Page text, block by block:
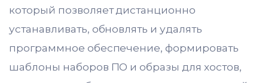
который позволяет дистанционно
устанавливать, обновлять и удалять
программное обеспечение, формировать
шаблоны наборов ПО и образы для хостов,